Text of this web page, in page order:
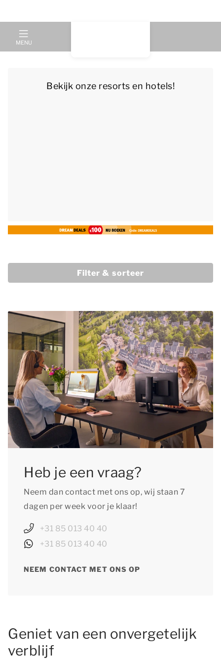
MENU
Bekijk onze resorts en hotels!
Filter & sorteer
Heb je een vraag?
Neem dan contact met ons op, wij staan 7
dagen per week voor je klaar!
+31 85 013 40 40
+31 85 013 40 40
NEEM CONTACT MET ONS OP
Geniet van een onvergetelijk
verblijf